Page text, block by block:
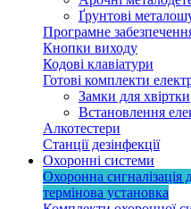
Ґрунтові
Програмне
Кнопки виходу
Кодові клавіатури
Готові комплекти
Замки для хвіртки
Встановлення
Алкотестери
Станції дезінфекції
Охоронні системи
Охоронна сигналізація
термінова установка